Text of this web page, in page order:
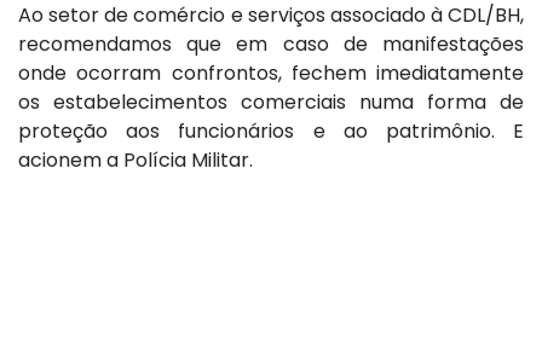
Ao setor de comércio e serviços associado à CDL/BH,
recomendamos que em caso de manifestações
onde ocorram confrontos, fechem imediatamente
os estabelecimentos comerciais numa forma de
proteção aos funcionários e ao patrimônio. E
acionem a Polícia Militar.